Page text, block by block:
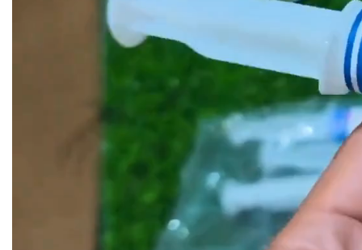
là lựa chọn lý tưởng cho người
dùng cần giải pháp tản nhiệt hiệu quả, an toàn và tiết kiệm.
Với khả năng dẫn nhiệt tốt, độ bền cao và dễ sử dụng, sản
phẩm phù hợp cho cả người dùng phổ thông lẫn kỹ thuật